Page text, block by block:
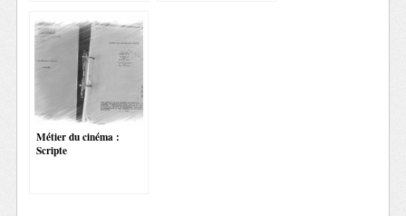
Métier du cinéma :
Scripte